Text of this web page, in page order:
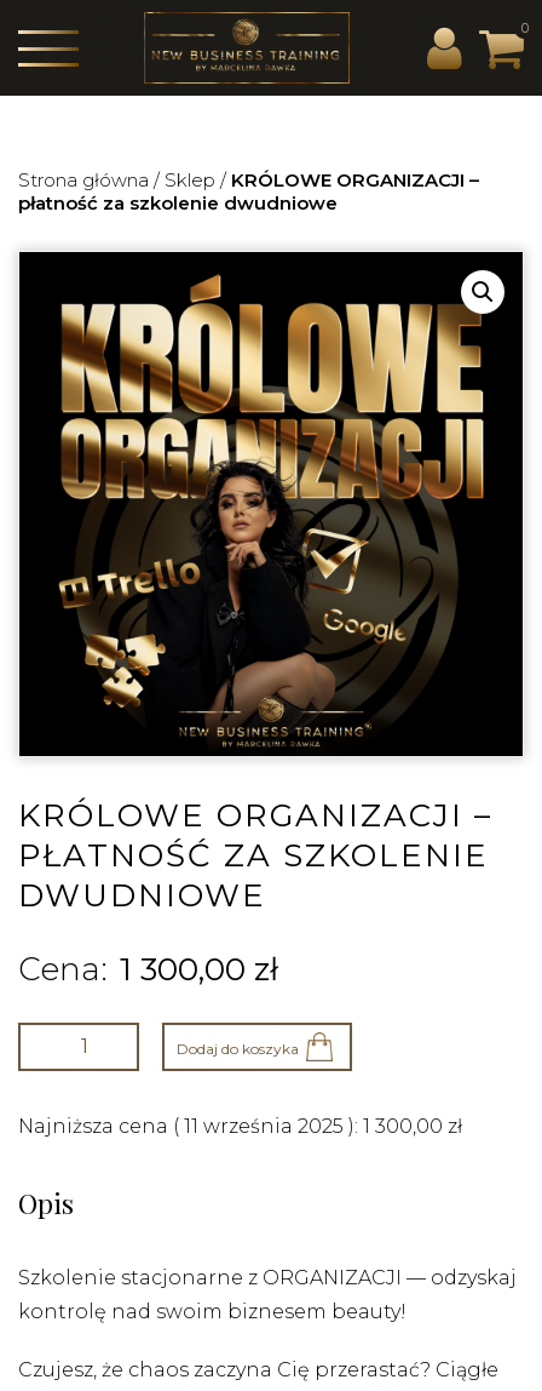
0
Strona główna / Sklep / KRÓLOWE ORGANIZACJI –
płatność za szkolenie dwudniowe
KRÓLOWE ORGANIZACJI –
PŁATNOŚĆ ZA SZKOLENIE
DWUDNIOWE
1 300,00 zł
Dodaj do koszyka
Najniższa cena ( 11 września 2025 ): 1 300,00 zł
Opis
Szkolenie stacjonarne z ORGANIZACJI — odzyskaj
kontrolę nad swoim biznesem beauty!
Czujesz, że chaos zaczyna Cię przerastać? Ciągłe